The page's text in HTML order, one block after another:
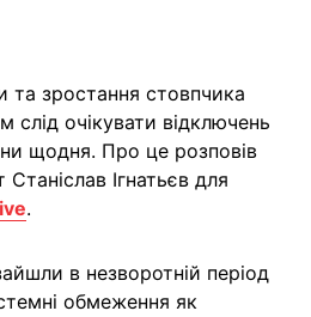
та зростання стовпчика
слід очікувати відключень
щодня. Про це розповів
Ігнатьєв для
.
в незворотній період
обмеження як